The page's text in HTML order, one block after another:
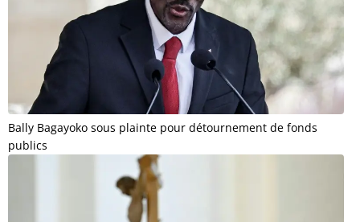
Bally Bagayoko sous plainte pour détournement de fonds
publics